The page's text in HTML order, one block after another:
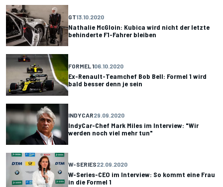
GT13.10.2020
Nathalie McGloin: Kubica wird nicht der letzte
behinderte F1-Fahrer bleiben
FORMEL 106.10.2020
Ex-Renault-Teamchef Bob Bell: Formel 1 wird
bald besser denn je sein
INDYCAR29.09.2020
IndyCar-Chef Mark Miles im Interview: "Wir
werden noch viel mehr tun"
W-SERIES22.09.2020
W-Series-CEO im Interview: So kommt eine Frau
in die Formel 1